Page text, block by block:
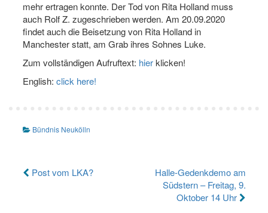
mehr ertragen konnte. Der Tod von Rita Holland muss
auch Rolf Z. zugeschrieben werden. Am 20.09.2020
findet auch die Beisetzung von Rita Holland in
Manchester statt, am Grab ihres Sohnes Luke.
Zum vollständigen Aufruftext: hierklicken!
English: click here!
Bündnis Neukölln
Beitragsnavigation
Post vom LKA?
Halle-Gedenkdemo am
Südstern – Freitag, 9.
Oktober 14 Uhr